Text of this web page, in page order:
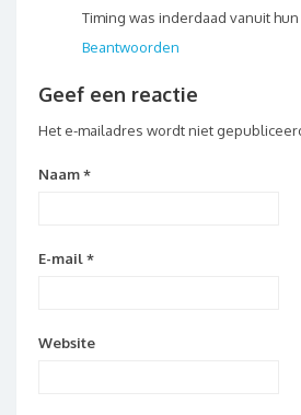
Timing was inderdaad vanuit
Beantwoorden
Geef een reactie
Het e-mailadres wordt niet
Naam*
E-mail*
Website